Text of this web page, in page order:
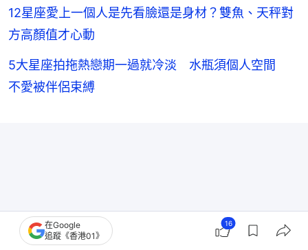
12星座愛上一個人是先看臉還是身材？雙魚、天秤對
方高顏值才心動
5大星座拍拖熱戀期一過就冷淡 水瓶須個人空間
不愛被伴侶束縛
在Google
追蹤《香港01》
16